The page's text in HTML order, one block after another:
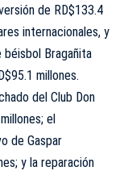
de RD$133.4
internacionales, y
béisbol Bragañita
millones.
del Club Don
el
de Gaspar
y la reparación